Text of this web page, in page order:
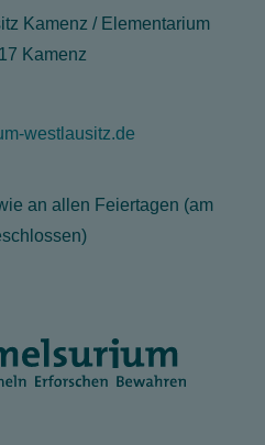
Kamenz / Elementarium
Kamenz
westlausitz.de
an allen Feiertagen (am